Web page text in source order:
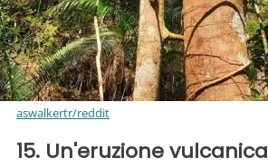
aswalkertr/reddit
15. Un'eruzione vulcanica